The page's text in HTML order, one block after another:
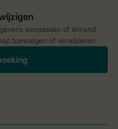
aanpassen of iemand
toevoegen of verwijderen.